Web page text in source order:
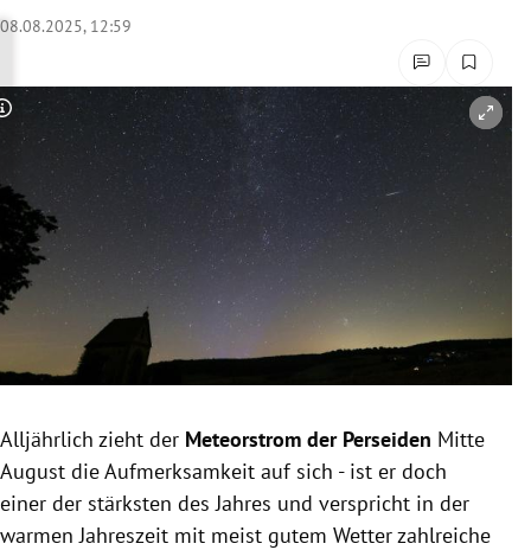
Untermenü
Untermenü
Untermenü
Untermenü
Untermenü
Untermenü
Untermenü
Untermenü
08.08.2025, 12:59
Copyright-Hinweis öffnen/schließen
Alljährlich zieht der Meteorstrom der Perseiden Mitte
August die Aufmerksamkeit auf sich - ist er doch
einer der stärksten des Jahres und verspricht in der
warmen Jahreszeit mit meist gutem Wetter zahlreiche